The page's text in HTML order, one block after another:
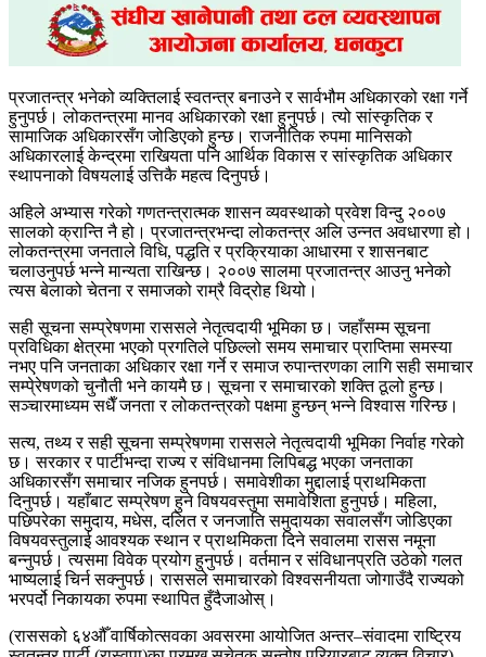
प्रजातन्त्र भनेको व्यक्तिलाई स्वतन्त्र बनाउने र सार्वभौम अधिकारको रक्षा गर्ने
हुनुपर्छ। लोकतन्त्रमा मानव अधिकारको रक्षा हुनुपर्छ। त्यो सांस्कृतिक र
सामाजिक अधिकारसँग जोडिएको हुन्छ। राजनीतिक रुपमा मानिसको
अधिकारलाई केन्द्रमा राखियता पनि आर्थिक विकास र सांस्कृतिक अधिकार
स्थापनाको विषयलाई उत्तिकै महत्व दिनुपर्छ।
अहिले अभ्यास गरेको गणतन्त्रात्मक शासन व्यवस्थाको प्रवेश विन्दु २००७
सालको क्रान्ति नै हो। प्रजातन्त्रभन्दा लोकतन्त्र अलि उन्नत अवधारणा हो।
लोकतन्त्रमा जनताले विधि, पद्धति र प्रक्रियाका आधारमा र शासनबाट
चलाउनुपर्छ भन्ने मान्यता राखिन्छ। २००७ सालमा प्रजातन्त्र आउनु भनेको
त्यस बेलाको चेतना र समाजको राम्रै विद्रोह थियो।
सही सूचना सम्प्रेषणमा राससले नेतृत्वदायी भूमिका छ। जहाँसम्म सूचना
प्रविधिका क्षेत्रमा भएको प्रगतिले पछिल्लो समय समाचार प्राप्तिमा समस्या
नभए पनि जनताका अधिकार रक्षा गर्ने र समाज रुपान्तरणका लागि सही समाचार
सम्पे्रेषणको चुनौती भने कायमै छ। सूचना र समाचारको शक्ति ठूलो हुन्छ।
सञ्चारमाध्यम सधैँ जनता र लोकतन्त्रको पक्षमा हुन्छन् भन्ने विश्वास गरिन्छ।
सत्य, तथ्य र सही सूचना सम्प्रेषणमा राससले नेतृत्वदायी भूमिका निर्वाह गरेको
छ। सरकार र पार्टीभन्दा राज्य र संविधानमा लिपिबद्ध भएका जनताका
अधिकारसँग समाचार नजिक हुनपर्छ। समावेशीका मुद्दालाई प्राथमिकता
दिनुपर्छ। यहाँबाट सम्प्रेषण हुने विषयवस्तुमा समावेशिता हुनुपर्छ। महिला,
पछिपरेका समुदाय, मधेस, दलित र जनजाति समुदायका सवालसँग जोडिएका
विषयवस्तुलाई आवश्यक स्थान र प्राथमिकता दिने सवालमा रासस नमूना
बन्नुपर्छ। त्यसमा विवेक प्रयोग हुनुपर्छ। वर्तमान र संविधानप्रति उठेको गलत
भाष्यलाई चिर्न सक्नुपर्छ। राससले समाचारको विश्वसनीयता जोगाउँदै राज्यको
भरपर्दो निकायका रुपमा स्थापित हुँदैजाओस्।
(राससको ६४औँ वार्षिकोत्सवका अवसरमा आयोजित अन्तर–संवादमा राष्ट्रिय